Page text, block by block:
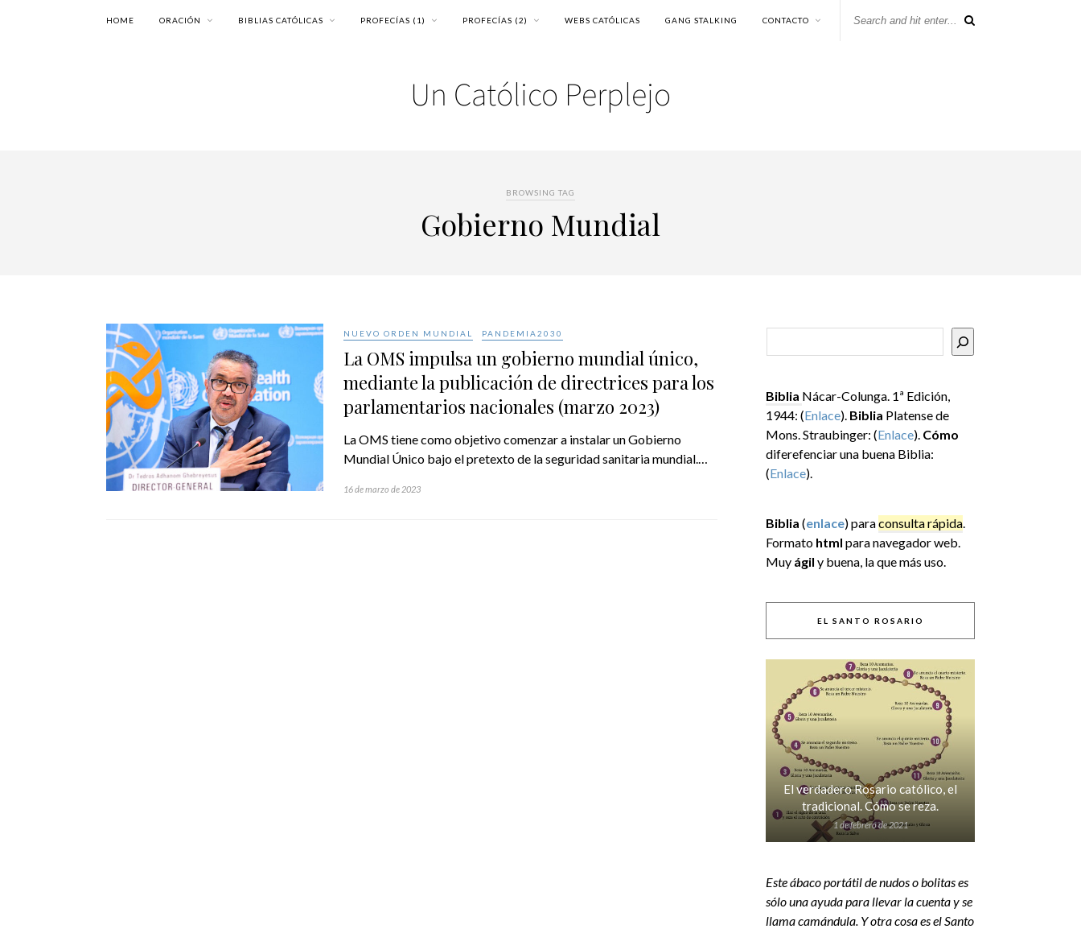
HOME ORACIÓN BIBLIAS CATÓLICAS PROFECÍAS (1) PROFECÍAS (2) WEBS CATÓLICAS GANG STALKING CONTACTO
BROWSING TAG
Gobierno Mundial
NUEVO ORDEN MUNDIAL PANDEMIA2030
La OMS impulsa un gobierno mundial único,
mediante la publicación de directrices para los
parlamentarios nacionales (marzo 2023)
La OMS tiene como objetivo comenzar a instalar un Gobierno
Mundial Único bajo el pretexto de la seguridad sanitaria mundial.…
16 de marzo de 2023
Biblia Nácar-Colunga. 1ª Edición,
1944: (Enlace). Biblia Platense de
Mons. Straubinger: (Enlace). Cómo
diferefenciar una buena Biblia:
(Enlace).
Biblia (enlace) paraconsulta rápida.
Formato html para navegador web.
Muy ágil y buena, la que más uso.
EL SANTO ROSARIO
El verdadero Rosario católico, el
tradicional. Cómo se reza.
1 de febrero de 2021
Este ábaco portátil de nudos o bolitas es
sólo una ayuda para llevar la cuenta y se
llama camándula. Y otra cosa es el Santo